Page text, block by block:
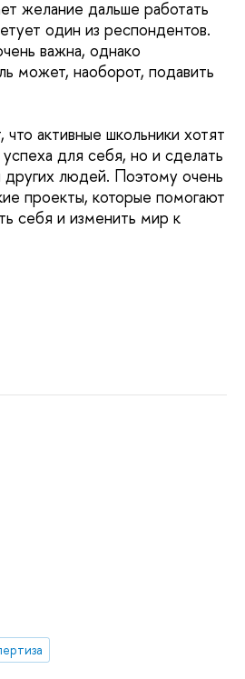
желание дальше работать
один из респондентов.
важна, однако
может, наоборот, подавить
активные школьники хотят
для себя, но и сделать
людей. Поэтому очень
проекты, которые помогают
себя и изменить мир к